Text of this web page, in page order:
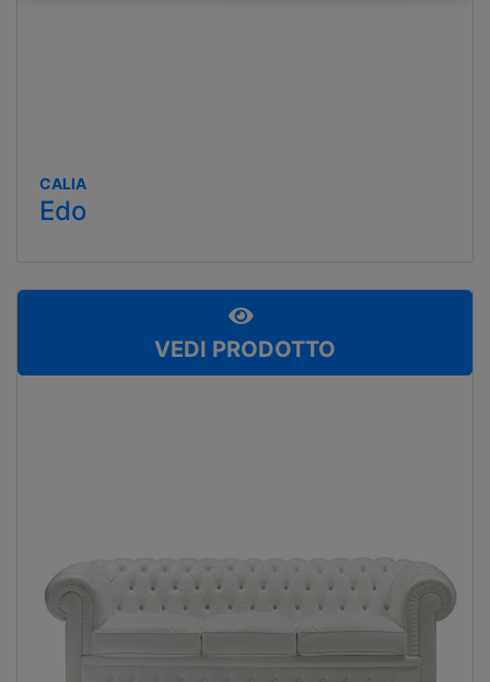
CALIA
Edo
VEDI PRODOTTO